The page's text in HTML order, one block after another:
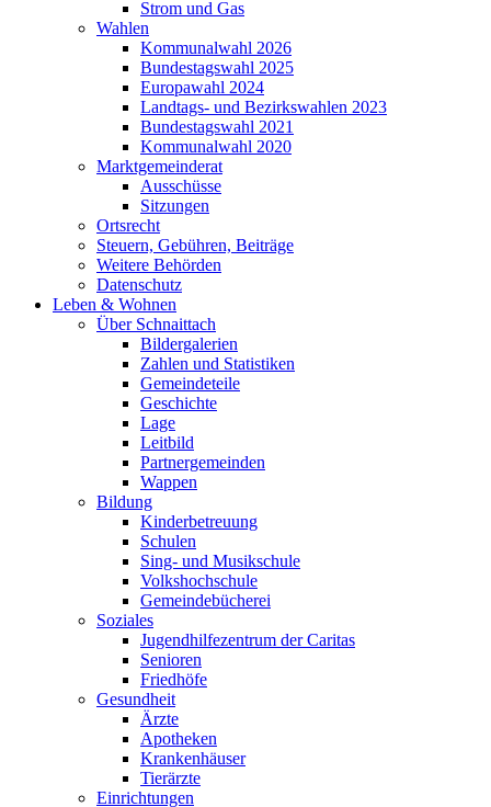
Strom und Gas
Wahlen
Kommunalwahl 2026
Bundestagswahl 2025
Europawahl 2024
Landtags- und Bezirkswahlen 2023
Bundestagswahl 2021
Kommunalwahl 2020
Marktgemeinderat
Ausschüsse
Sitzungen
Ortsrecht
Steuern, Gebühren, Beiträge
Weitere Behörden
Datenschutz
Leben & Wohnen
Über Schnaittach
Bildergalerien
Zahlen und Statistiken
Gemeindeteile
Geschichte
Lage
Leitbild
Partnergemeinden
Wappen
Bildung
Kinderbetreuung
Schulen
Sing- und Musikschule
Volkshochschule
Gemeindebücherei
Soziales
Jugendhilfezentrum der Caritas
Senioren
Friedhöfe
Gesundheit
Ärzte
Apotheken
Krankenhäuser
Tierärzte
Einrichtungen